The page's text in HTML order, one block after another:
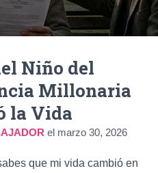
O
O
I
Niño del
Millonaria
la Vida
el marzo 30, 2026
que mi vida cambió en